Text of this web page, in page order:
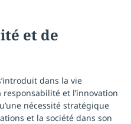
et de
dans la vie
et l’innovation
nécessité stratégique
et la société dans son